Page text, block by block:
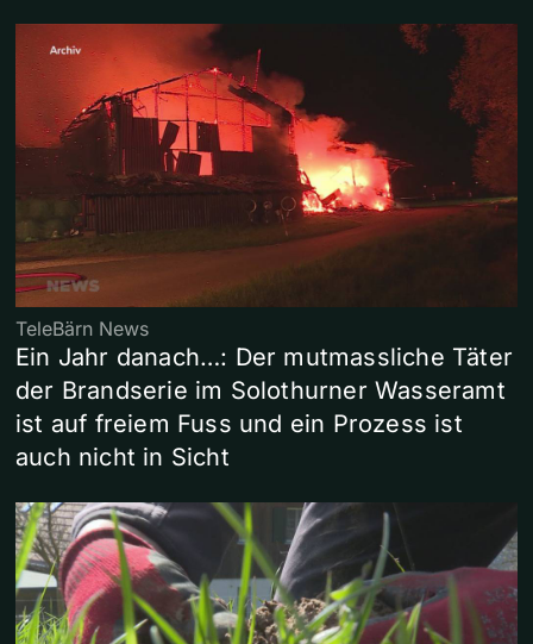
TeleBärn News
Ein Jahr danach…: Der mutmassliche Täter
der Brandserie im Solothurner Wasseramt
ist auf freiem Fuss und ein Prozess ist
auch nicht in Sicht